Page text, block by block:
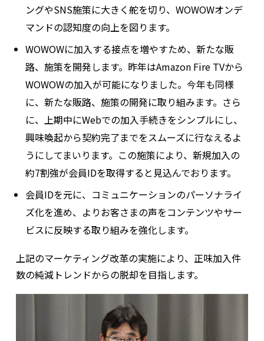
ングやSNS施策に大きく舵を切り、WOWOWオンデ
マンドの認知度の向上を図ります。
WOWOWに加入する接点を増やすため、新たな販
路、施策を開発します。昨年はAmazon Fire TVから
WOWOWの加入が可能になりました。今年も同様
に、新たな販路、施策の開発に取り組みます。さら
に、上期中にWebでの加入手続きをシンプルにし、
興味喚起から契約完了までをスムーズに行なえるよ
うにしてまいります。この施策により、新規加入の
約7割強が会員IDを取得すると見込んでおります。
会員IDを元に、コミュニケーションのパーソナライ
ズ化を進め、よりお客さまの声をコンテンツやサー
ビスに反映する取り組みを強化します。
上記のマーケティング改革の実施により、正味加入件
数の純減トレンドからの脱却を目指します。